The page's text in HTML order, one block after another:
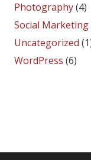
Photography(4)
Social Marketing
Uncategorized
WordPress (6)